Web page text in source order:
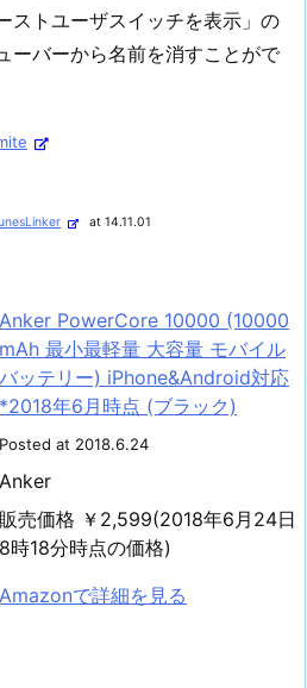
ストユーザスイッチを表示」の
ーバーから名前を消すことがで
at 14.11.01
Anker PowerCore 10000 (10000
mAh 最小最軽量 大容量 モバイル
バッテリー) iPhone&Android対応
*2018年6月時点 (ブラック)
Posted at 2018.6.24
Anker
販売価格 ￥2,599(2018年6月24日
8時18分時点の価格)
Amazonで詳細を見る